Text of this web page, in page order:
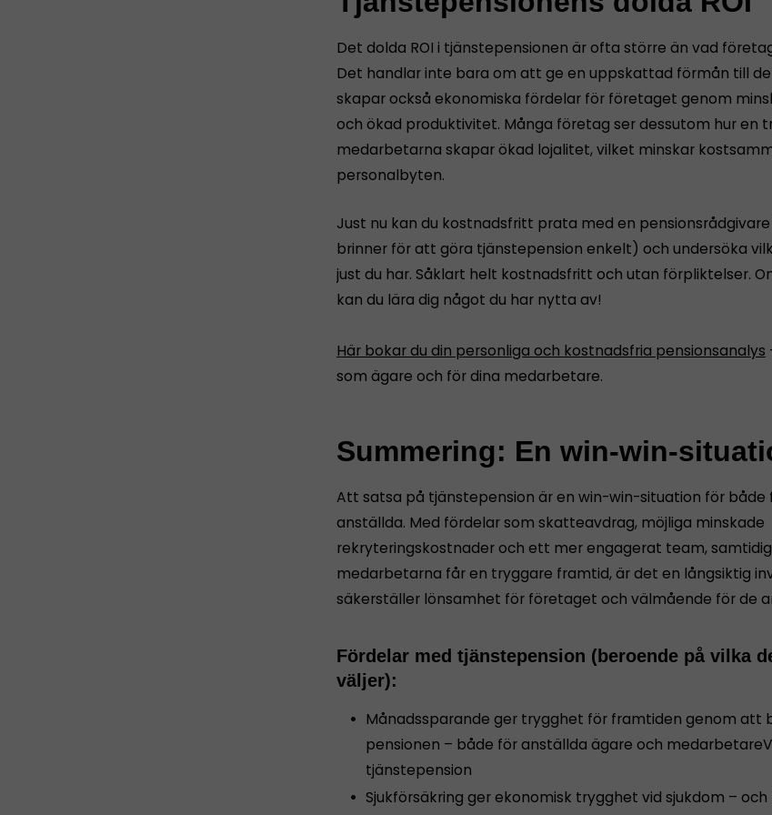
Det dolda ROI i tjänstepensionen är ofta större än vad
Det handlar inte bara om att ge en uppskattad förmån till
skapar också ekonomiska fördelar för företaget genom
och ökad produktivitet. Många företag ser dessutom hur en
medarbetarna skapar ökad lojalitet, vilket minskar
personalbyten.
Just nu kan du kostnadsfritt prata med en pensionsrådgivare
brinner för att göra tjänstepension enkelt) och undersöka
just du har. Såklart helt kostnadsfritt och utan förpliktelser.
kan du lära dig något du har nytta av!
Här bokar du din personliga och kostnadsfria pensionsanalys
som ägare och för dina medarbetare.
Summering: En win-win-
Att satsa på tjänstepension är en win-win-situation för
anställda. Med fördelar som skatteavdrag, möjliga minskade
rekryteringskostnader och ett mer engagerat team,
medarbetarna får en tryggare framtid, är det en långsiktig
säkerställer lönsamhet för företaget och välmående för de
Fördelar med tjänstepension (beroende på vilka
väljer):
Månadssparande ger trygghet för framtiden genom att
pensionen – både för anställda ägare och
tjänstepension
Sjukförsäkring ger ekonomisk trygghet vid sjukdom –